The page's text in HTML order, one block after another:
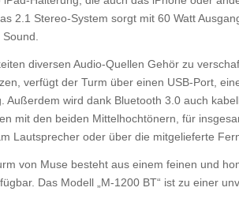
2.1 Stereo-System sorgt mit 60 Watt
diversen Audio-Quellen Gehör zu
verfügt der Turm über einen USB-Port,
wird dank Bluetooth 3.0 auch
mit den beiden Mittelhochtönern, für
Lautsprecher oder über die mitgelieferte
von Muse besteht aus einem feinen und
Das Modell „M-1200 BT“ ist zu einer